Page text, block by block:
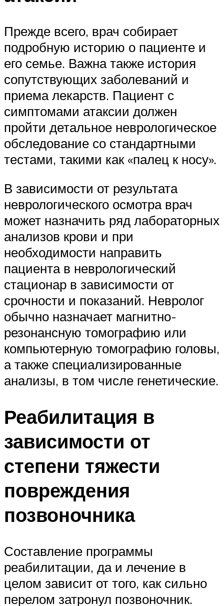
Прежде всего, врач собирает
подробную историю о пациенте и
его семье. Важна также история
сопутствующих заболеваний и
приема лекарств. Пациент с
симптомами атаксии должен
пройти детальное неврологическое
обследование со стандартными
тестами, такими как «палец к носу».
В зависимости от результата
неврологического осмотра врач
может назначить ряд лабораторных
анализов крови и при
необходимости направить
пациента в неврологический
стационар в зависимости от
срочности и показаний. Невролог
обычно назначает магнитно-
резонансную томографию или
компьютерную томографию головы,
а также специализированные
анализы, в том числе генетические.
Реабилитация в
зависимости от
степени тяжести
повреждения
позвоночника
Составление программы
реабилитации, да и лечение в
целом зависит от того, как сильно
перелом затронул позвоночник.